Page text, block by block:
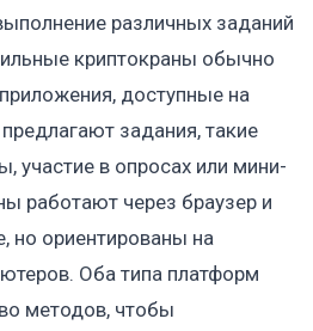
различных заданий
криптокраны обычно
доступные на
задания, такие
участие в опросах или мини-
работают через браузер и
но ориентированы на
Оба типа платформ
методов, чтобы